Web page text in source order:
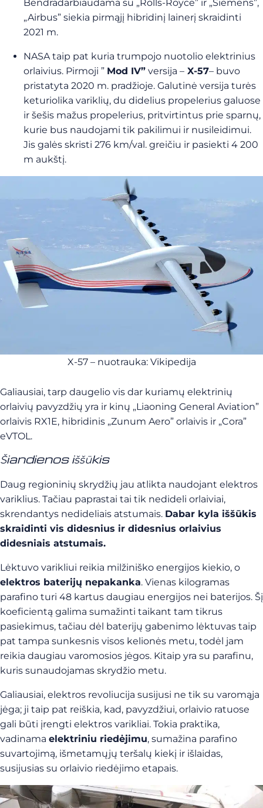
Bendradarbiaudama su „Rolls-Royce” ir „Siemens”,
„Airbus” siekia pirmąjį hibridinį lainerį skraidinti
2021 m.
NASA taip pat kuria trumpojo nuotolio elektrinius
orlaivius. Pirmoji ” Mod IV” versija – X-57– buvo
pristatyta 2020 m. pradžioje. Galutinė versija turės
keturiolika variklių, du didelius propelerius galuose
ir šešis mažus propelerius, pritvirtintus prie sparnų,
kurie bus naudojami tik pakilimui ir nusileidimui.
Jis galės skristi 276 km/val. greičiu ir pasiekti 4 200
m aukštį.
X-57 – nuotrauka: Vikipedija
Galiausiai, tarp daugelio vis dar kuriamų elektrinių
orlaivių pavyzdžių yra ir kinų „Liaoning General Aviation”
orlaivis RX1E, hibridinis „Zunum Aero” orlaivis ir „Cora”
eVTOL.
Šiandienos iššūkis
Daug regioninių skrydžių jau atlikta naudojant elektros
variklius. Tačiau paprastai tai tik nedideli orlaiviai,
skrendantys nedideliais atstumais. Dabar kyla iššūkis
skraidinti vis didesnius ir didesnius orlaivius
didesniais atstumais.
Lėktuvo varikliui reikia milžiniško energijos kiekio, o
elektros baterijų nepakanka. Vienas kilogramas
parafino turi 48 kartus daugiau energijos nei baterijos. Šį
koeficientą galima sumažinti taikant tam tikrus
pasiekimus, tačiau dėl baterijų gabenimo lėktuvas taip
pat tampa sunkesnis visos kelionės metu, todėl jam
reikia daugiau varomosios jėgos. Kitaip yra su parafinu,
kuris sunaudojamas skrydžio metu.
Galiausiai, elektros revoliucija susijusi ne tik su varomąja
jėga; ji taip pat reiškia, kad, pavyzdžiui, orlaivio ratuose
gali būti įrengti elektros varikliai. Tokia praktika,
vadinama elektriniu riedėjimu, sumažina parafino
suvartojimą, išmetamųjų teršalų kiekį ir išlaidas,
susijusias su orlaivio riedėjimo etapais.